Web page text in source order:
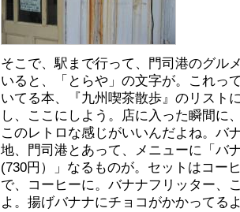
そこで、駅まで行って、門司港のグル
いると、「とらや」の文字が。これっ
いてる本、『九州喫茶散歩』のリスト
し、ここにしよう。店に入った瞬間に
このレトロな感じがいいんだよね。バ
地、門司港とあって、メニューに「バ
(730円）」なるものが。セットはコー
で、コーヒーに。バナナフリッター、
よ。揚げバナナにチョコがかかってる